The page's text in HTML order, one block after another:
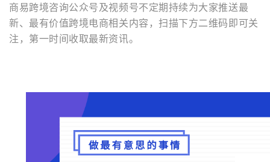
商易跨境咨询公众号及视频号不定期持续为大家推送最
新、最有价值跨境电商相关内容，扫描下方二维码即可关
注，第一时间收取最新资讯。